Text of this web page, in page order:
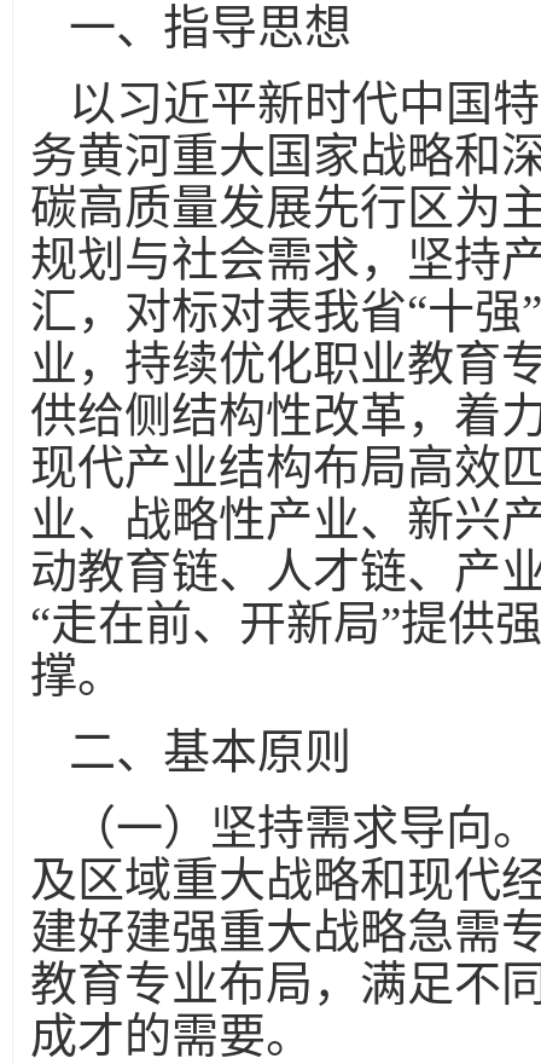
一、指导思想
以习近平新时代中国
务黄河重大国家战略和
碳高质量发展先行区为
规划与社会需求，坚持
汇，对标对表我省“十
业，持续优化职业教育
供给侧结构性改革，着
现代产业结构布局高效
业、战略性产业、新兴
动教育链、人才链、产
“走在前、开新局”提供
撑。
二、基本原则
（一）坚持需求导向
及区域重大战略和现代
建好建强重大战略急需
教育专业布局，满足不
成才的需要。